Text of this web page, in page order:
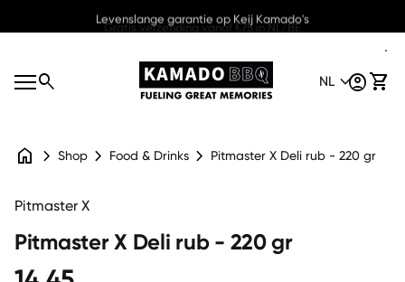
Gratis verzending vanaf €75 in NL/BE
Mobiele navigatie
search Home
NL expand_moreAccount
account_circle Mijn
shopping_cart
S
h
Account
account_circle
home chevron_right Shop chevron_right Food & Drinks chevron_right Pitmaster X Deli rub - 220 gr
Zoom in
Pitmaster X
Pitmaster X Deli rub - 220 gr
Normale prijs